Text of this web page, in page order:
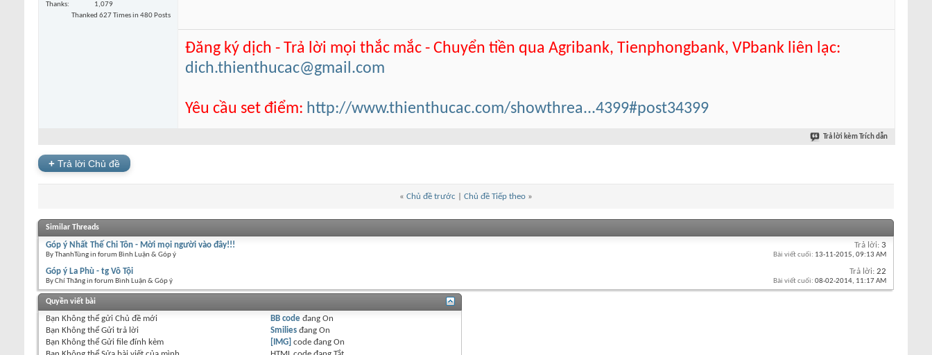
Thanks
1,079
Thanked 627 Times in 480 Posts
Đăng ký dịch - Trả lời mọi thắc mắc - Chuyển tiền qua Agribank, Tienphongbank, VPbank liên lạc:
dich.thienthucac@gmail.com
Yêu cầu set điểm: http://www.thienthucac.com/showthrea...4399#post34399
Trả lời kèm Trích dẫn
+ Trả lời Chủ đề
« Chủ đề trước Chủ đề Tiếp theo »
Similar Threads
Góp ý Nhất Thế Chi Tôn - Mời mọi người vào đây!!!
By ThanhTùng in forum Bình Luận & Góp ý
Trả lời: 3
Bài viết cuối: 13-11-2015, 09:13 AM
Góp ý La Phù - tg Vô Tội
By Chí Thăng in forum Bình Luận & Góp ý
Trả lời: 22
Bài viết cuối: 08-02-2014, 11:17 AM
Quyền viết bài
Bạn Không thể gửi Chủ đề mới
Bạn Không thể Gửi trả lời
Bạn Không thể Gửi file đính kèm
BB codeđang On
Smiliesđang On
[IMG] code đang On